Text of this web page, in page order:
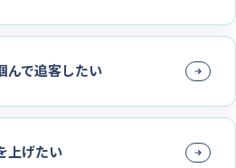
んで追客したい
上げたい